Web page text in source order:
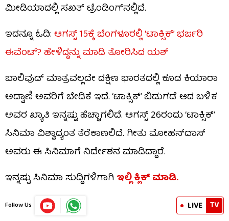
ಮೀಡಿಯಾದಲ್ಲಿ ಸಖತ್ ಟ್ರೆಂಡಿಂಗ್‌ನಲ್ಲಿದೆ.
ಇದನ್ನೂ ಓದಿ:ಆಗಸ್ಟ್ 15ಕ್ಕೆ ಬೆಂಗಳೂರಲ್ಲಿ ‘ಟಾಕ್ಸಿಕ್’ ಭರ್ಜರಿ
ಈವೆಂಟ್? ಹೇಳಿದ್ದನ್ನು ಮಾಡಿ ತೋರಿಸಿದ ಯಶ್
ಬಾಲಿವುಡ್ ಮಾತ್ರವಲ್ಲದೇ ದಕ್ಷಿಣ ಭಾರತದಲ್ಲಿ ಕೂಡ ಕಿಯಾರಾ
ಅಡ್ವಾಣಿ ಅವರಿಗೆ ಬೇಡಿಕೆ ಇದೆ. ‘ಟಾಕ್ಸಿಕ್’ ಬಿಡುಗಡೆ ಆದ ಬಳಿಕ
ಅವರ ಖ್ಯಾತಿ ಇನ್ನಷ್ಟು ಹೆಚ್ಚಾಗಲಿದೆ. ಆಗಸ್ಟ್ 26ರಂದು ‘ಟಾಕ್ಸಿಕ್’
ಸಿನಿಮಾ ವಿಶ್ವಾದ್ಯಂತ ತೆರೆಕಾಣಲಿದೆ. ಗೀತು ಮೋಹನ್​ದಾಸ್
ಅವರು ಈ ಸಿನಿಮಾಗೆ ನಿರ್ದೇಶನ ಮಾಡಿದ್ದಾರೆ.
ಇನ್ನಷ್ಟು ಸಿನಿಮಾ ಸುದ್ದಿಗಳಿಗಾಗಿಇಲ್ಲಿ ಕ್ಲಿಕ್​ ಮಾಡಿ.
Follow Us LIVE TV